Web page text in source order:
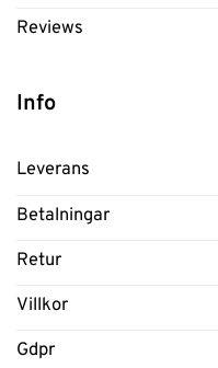
Reviews
Info
Leverans
Betalningar
Retur
Villkor
Gdpr